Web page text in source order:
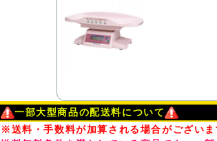
一部大型商品の配送料について
※送料・手数料が加算される場合がございま